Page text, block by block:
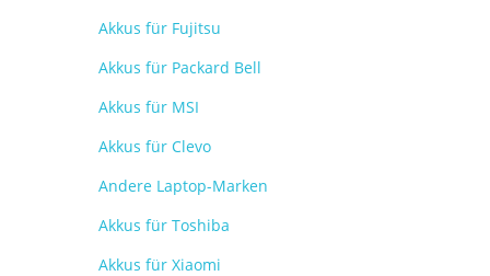
Akkus für Fujitsu
Akkus für Packard Bell
Akkus für MSI
Akkus für Clevo
Andere Laptop-Marken
Akkus für Toshiba
Akkus für Xiaomi